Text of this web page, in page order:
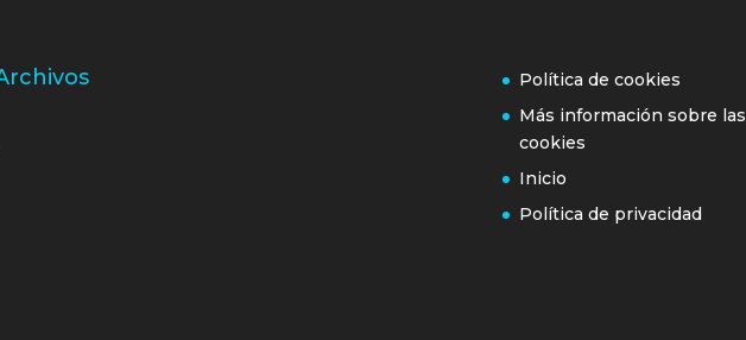
Política de cookies
Más información sobre las
cookies
Inicio
Política de privacidad